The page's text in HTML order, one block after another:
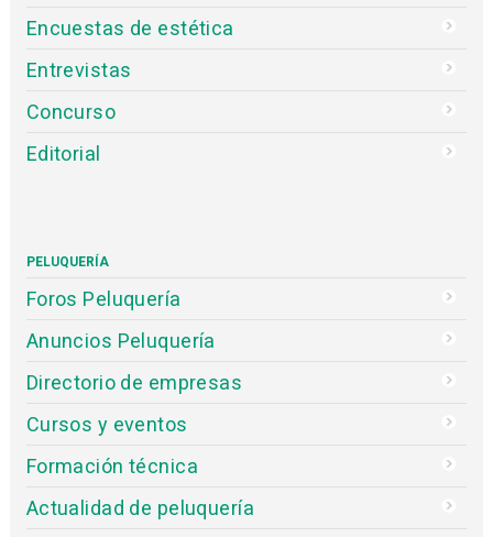
Encuestas de estética
Entrevistas
Concurso
Editorial
PELUQUERÍA
Foros Peluquería
Anuncios Peluquería
Directorio de empresas
Cursos y eventos
Formación técnica
Actualidad de peluquería